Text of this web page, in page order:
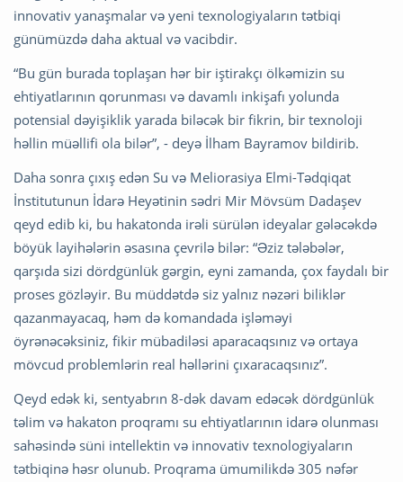
innovativ yanaşmalar və yeni texnologiyaların tətbiqi
günümüzdə daha aktual və vacibdir.
“Bu gün burada toplaşan hər bir iştirakçı ölkəmizin su
ehtiyatlarının qorunması və davamlı inkişafı yolunda
potensial dəyişiklik yarada biləcək bir fikrin, bir texnoloji
həllin müəllifi ola bilər”, - deyə İlham Bayramov bildirib.
Daha sonra çıxış edən Su və Meliorasiya Elmi-Tədqiqat
İnstitutunun İdarə Heyətinin sədri Mir Mövsüm Dadaşev
qeyd edib ki, bu hakatonda irəli sürülən ideyalar gələcəkdə
böyük layihələrin əsasına çevrilə bilər: “Əziz tələbələr,
qarşıda sizi dördgünlük gərgin, eyni zamanda, çox faydalı bir
proses gözləyir. Bu müddətdə siz yalnız nəzəri biliklər
qazanmayacaq, həm də komandada işləməyi
öyrənəcəksiniz, fikir mübadiləsi aparacaqsınız və ortaya
mövcud problemlərin real həllərini çıxaracaqsınız”.
Qeyd edək ki, sentyabrın 8-dək davam edəcək dördgünlük
təlim və hakaton proqramı su ehtiyatlarının idarə olunması
sahəsində süni intellektin və innovativ texnologiyaların
tətbiqinə həsr olunub. Proqrama ümumilikdə 305 nəfər